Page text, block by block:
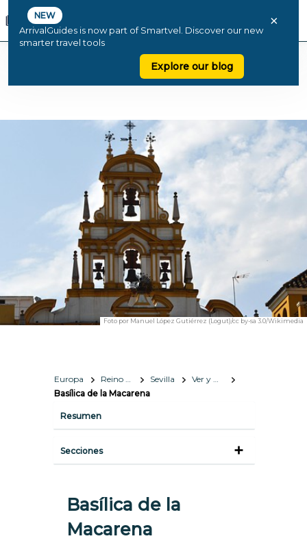
NEW
ArrivalGuides is now part of Smartvel. Discover our new
smarter travel tools
Explore our blog
×
Foto por Manuel López Gutiérrez (Logut)/cc by-sa 3.0/Wikimedia
Europa Reino de España Sevilla
Ver y Hacer
Basílica de la Macarena
Resumen
Secciones
Basílica de la
Macarena